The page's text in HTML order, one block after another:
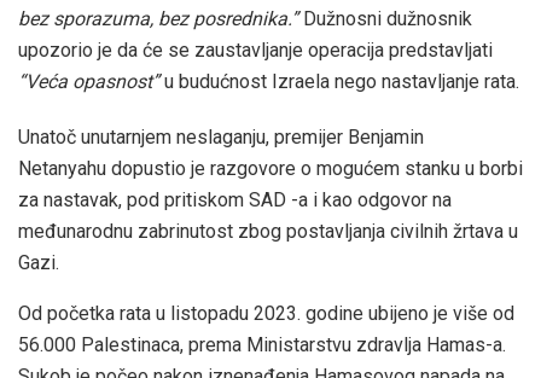
bez sporazuma, bez posrednika.”Dužnosni dužnosnik
upozorio je da će se zaustavljanje operacija predstavljati
“Veća opasnost”u budućnost Izraela nego nastavljanje rata.
Unatoč unutarnjem neslaganju, premijer Benjamin
Netanyahu dopustio je razgovore o mogućem stanku u borbi
za nastavak, pod pritiskom SAD -a i kao odgovor na
međunarodnu zabrinutost zbog postavljanja civilnih žrtava u
Gazi.
Od početka rata u listopadu 2023. godine ubijeno je više od
56.000 Palestinaca, prema Ministarstvu zdravlja Hamas-a.